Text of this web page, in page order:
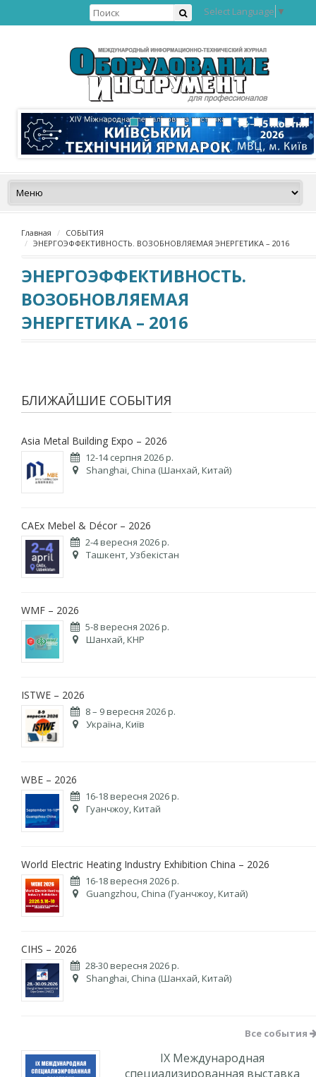
Select Language ▼
Главная
СОБЫТИЯ
ЭНЕРГОЭФФЕКТИВНОСТЬ. ВОЗОБНОВЛЯЕМАЯ ЭНЕРГЕТИКА – 2016
ЭНЕРГОЭФФЕКТИВНОСТЬ.
ВОЗОБНОВЛЯЕМАЯ
ЭНЕРГЕТИКА – 2016
БЛИЖАЙШИЕ СОБЫТИЯ
Asia Metal Building Expo – 2026
12-14 серпня 2026 р.
Shanghai, China (Шанхай, Китай)
CAEx Mebel & Décor – 2026
2-4 вересня 2026 р.
Ташкент, Узбекістан
WMF – 2026
5-8 вересня 2026 р.
Шанхай, КНР
ISTWE – 2026
8 – 9 вересня 2026 р.
Україна, Київ
WBE – 2026
16-18 вересня 2026 р.
Гуанчжоу, Китай
World Electric Heating Industry Exhibition China – 2026
16-18 вересня 2026 р.
Guangzhou, China (Гуанчжоу, Китай)
CIHS – 2026
28-30 вересня 2026 р.
Shanghai, China (Шанхай, Китай)
Все события
IX Международная
специализированная выставка